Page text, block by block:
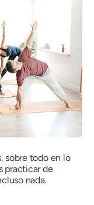
sobre todo en lo
practicar de
nada.